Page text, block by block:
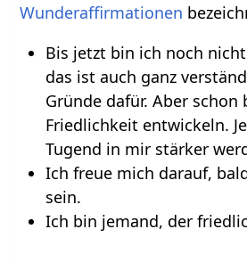
Wunderaffirmationen
Bis jetzt bin ich noch
das ist auch ganz
Gründe dafür. Aber schon
Friedlichkeit entwickeln.
Tugend in mir stärker
Ich freue mich darauf,
sein.
Ich bin jemand, der